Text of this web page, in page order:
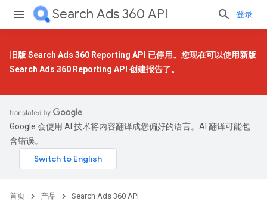
Search Ads 360 API 登录
旧版 Search Ads 360 Reporting API 已停用。您现在可以使用新版
Search Ads 360 Reporting API 创建报告了。
Google 会使用 AI 技术将内容翻译成您偏好的语言。AI 翻译可能包
含错误。
首页 产品 Search Ads 360 API